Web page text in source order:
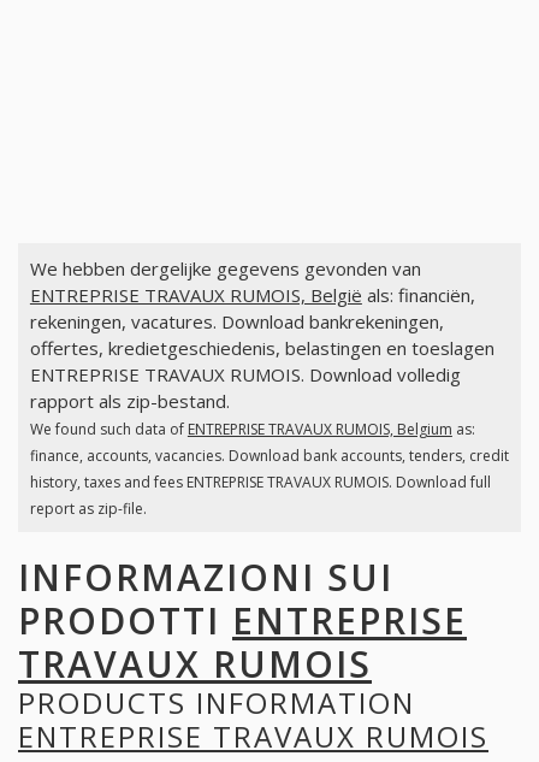
We hebben dergelijke gegevens gevonden van
ENTREPRISE TRAVAUX RUMOIS, België als: financiën,
rekeningen, vacatures. Download bankrekeningen,
offertes, kredietgeschiedenis, belastingen en toeslagen
ENTREPRISE TRAVAUX RUMOIS. Download volledig
rapport als zip-bestand.
We found such data of ENTREPRISE TRAVAUX RUMOIS, Belgium as:
finance, accounts, vacancies. Download bank accounts, tenders, credit
history, taxes and fees ENTREPRISE TRAVAUX RUMOIS. Download full
report as zip-file.
INFORMAZIONI SUI
PRODOTTI ENTREPRISE
TRAVAUX RUMOIS
PRODUCTS INFORMATION
ENTREPRISE TRAVAUX RUMOIS